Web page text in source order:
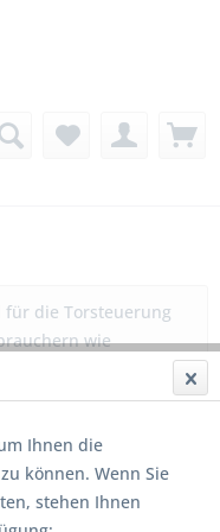
für die Torsteuerung
wie
Ihnen die
können. Wenn Sie
stehen Ihnen